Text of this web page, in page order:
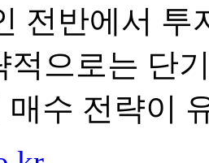
전반에서 투
적으로는 단
매수 전략이